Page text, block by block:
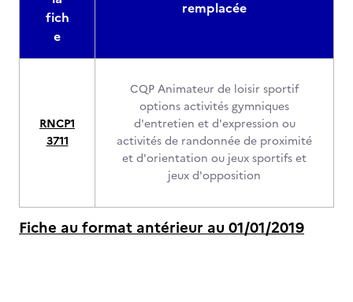
fich
e
remplacée
RNCP1
3711
CQP Animateur de loisir sportif
options activités gymniques
d'entretien et d'expression ou
activités de randonnée de proximité
et d'orientation ou jeux sportifs et
jeux d'opposition
Fiche au format antérieur au 01/01/2019